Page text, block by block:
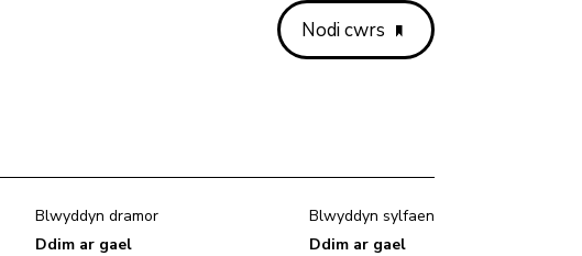
Nodi cwrs
Blwyddyn dramor
Ddim ar gael
Blwyddyn sylfaen
Ddim ar gael